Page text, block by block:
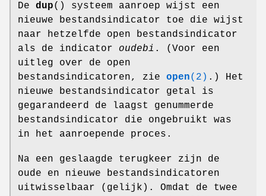
De dup() systeem aanroep wijst een
nieuwe bestandsindicator toe die wijst
naar hetzelfde open bestandsindicator
als de indicator oudebi . (Voor een
uitleg over de open
bestandsindicatoren, zie open(2) .) Het
nieuwe bestandsindicator getal is
gegarandeerd de laagst genummerde
bestandsindicator die ongebruikt was
in het aanroepende proces.
Na een geslaagde terugkeer zijn de
oude en nieuwe bestandsindicatoren
uitwisselbaar (gelijk). Omdat de twee